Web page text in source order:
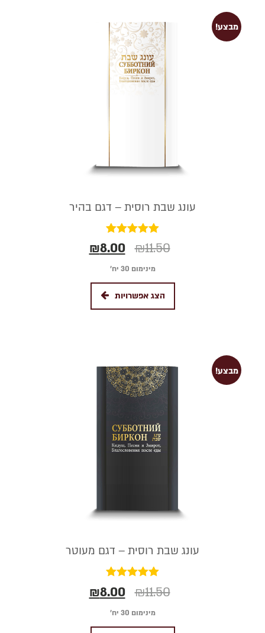
מבצע!
עונג שבת רוסית – דגם בהיר
5.00
₪11.50
₪8.00
מינימום 30 יח׳
הצג אפשרויות
מבצע!
עונג שבת רוסית – דגם מעוטר
5.00
₪11.50
₪8.00
מינימום 30 יח׳